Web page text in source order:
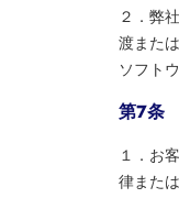
２．弊
渡また
ソフト
第７条
１．お
律また